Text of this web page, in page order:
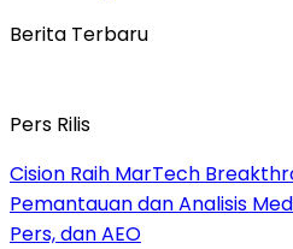
Berita Terbaru
Pers Rilis
Cision Raih MarTech
Pemantauan dan Analisis
Pers, dan AEO